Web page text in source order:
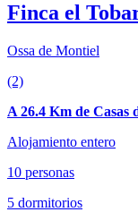
Finca el
Ossa de Montiel
(2)
A 26.4 Km de Casas
Alojamiento entero
10 personas
5 dormitorios